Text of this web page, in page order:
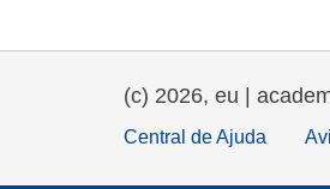
(c) 2026, eu |
Central de Ajuda